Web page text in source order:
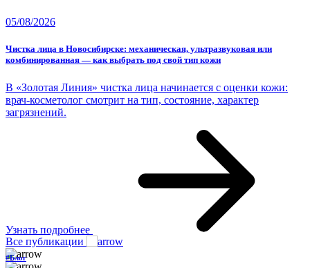
05/08/2026
Чистка лица в Новосибирске: механическая, ультразвуковая или
комбинированная — как выбрать под свой тип кожи
В «Золотая Линия» чистка лица начинается с оценки кожи:
врач-косметолог смотрит на тип, состояние, характер
загрязнений.
Узнать подробнее
#Блог
Все публикации